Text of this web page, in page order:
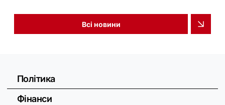
Всі новини
Політика
Фінанси